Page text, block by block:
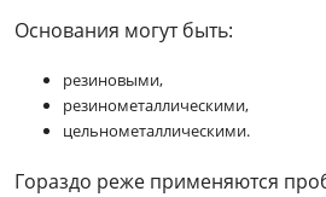
Основания могут быть:
резиновыми,
резинометаллическими,
цельнометаллическими.
Гораздо реже применяются